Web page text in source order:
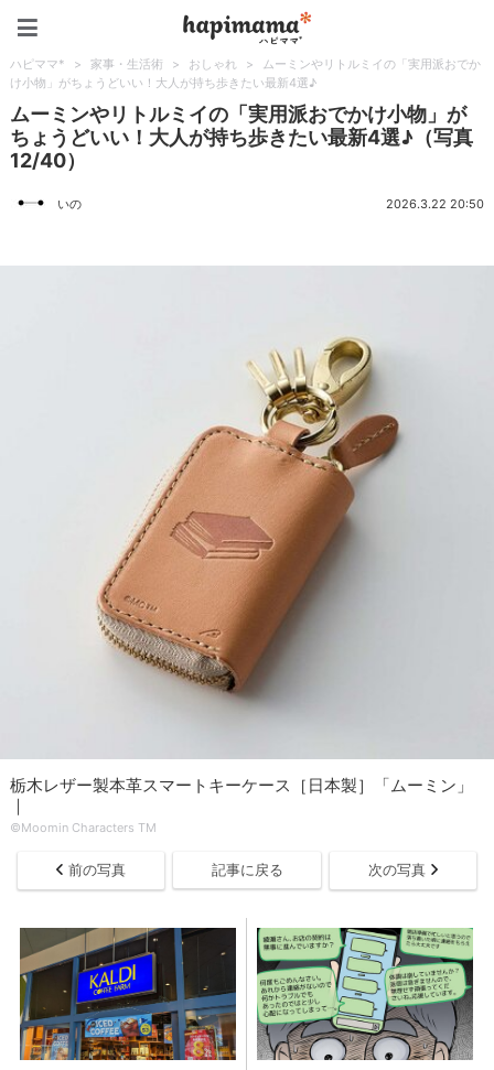
ハピママ* > 家事・生活術 > おしゃれ >
ムーミンやリトルミイの「実用派おでか
け小物」がちょうどいい！大人が持ち歩きたい最新4選♪
ムーミンやリトルミイの「実用派おでかけ小物」が
ちょうどいい！大人が持ち歩きたい最新4選♪（写真
12/40）
いの 2026.3.22 20:50
栃木レザー製本革スマートキーケース［日本製］「ムーミン」
｜
©Moomin Characters TM
前の写真 記事に戻る 次の写真